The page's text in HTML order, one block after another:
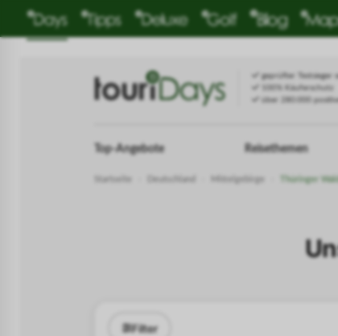
geprüfter Testsieger
100% Käuferschutz
über 280.000
Top-Angebote Reisethemen
Thüringer Wald
Filter